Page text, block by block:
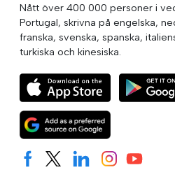
Nått över 400 000 personer i
Portugal, skrivna på engelska,
franska, svenska, spanska,
turkiska och kinesiska.